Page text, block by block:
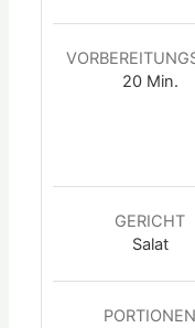
20 Min.
GERICHT
Salat
PORTIONEN